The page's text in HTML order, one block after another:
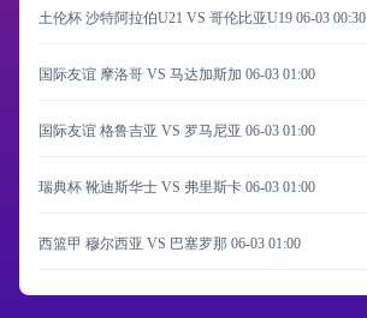
土伦杯 沙特阿拉伯U21 VS 哥伦比亚U19 06-03 00:30
国际友谊 摩洛哥 VS 马达加斯加 06-03 01:00
国际友谊 格鲁吉亚 VS 罗马尼亚 06-03 01:00
瑞典杯 靴迪斯华士 VS 弗里斯卡 06-03 01:00
西篮甲 穆尔西亚 VS 巴塞罗那 06-03 01:00